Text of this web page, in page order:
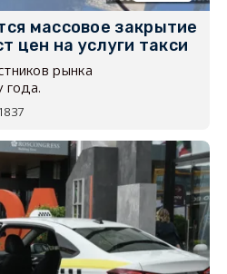
массовое закрытие
цен на услуги такси
рынка
года.
1837